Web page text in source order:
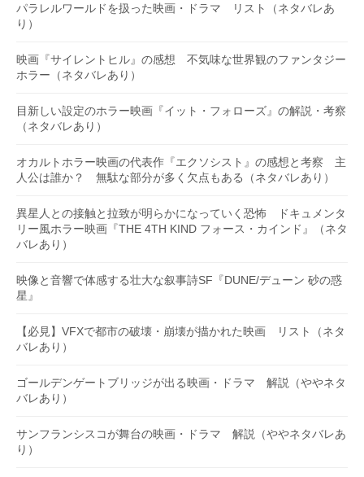
パラレルワールドを扱った映画・ドラマ リスト（ネタバレあ
り）
映画『サイレントヒル』の感想 不気味な世界観のファンタジー
ホラー（ネタバレあり）
目新しい設定のホラー映画『イット・フォローズ』の解説・考察
（ネタバレあり）
オカルトホラー映画の代表作『エクソシスト』の感想と考察 主
人公は誰か？ 無駄な部分が多く欠点もある（ネタバレあり）
異星人との接触と拉致が明らかになっていく恐怖 ドキュメンタ
リー風ホラー映画『THE 4TH KIND フォース・カインド』（ネタ
バレあり）
映像と音響で体感する壮大な叙事詩SF『DUNE/デューン 砂の惑
星』
【必見】VFXで都市の破壊・崩壊が描かれた映画 リスト（ネタ
バレあり）
ゴールデンゲートブリッジが出る映画・ドラマ 解説（ややネタ
バレあり）
サンフランシスコが舞台の映画・ドラマ 解説（ややネタバレあ
り）